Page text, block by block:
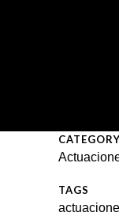
CATEGORY
TAGS